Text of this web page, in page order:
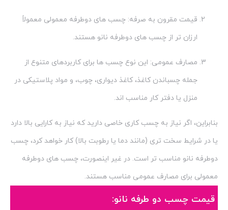
قیمت مقرون به صرفه: چسب های دوطرفه معمولی معمولاً
ارزان تر از چسب های دوطرفه نانو هستند.
مصارف عمومی: این نوع چسب ها برای کاربردهای متنوع از
جمله چسباندن کاغذ، کاغذ دیواری، چوب، و مواد پلاستیکی در
منزل یا دفتر کار مناسب اند.
بنابراین، اگر نیاز به چسب کاری خاصی دارید که نیاز به کارایی بالا دارد
یا در شرایط سخت تری (مانند دما یا رطوبت بالا) کار خواهد کرد، چسب
دوطرفه نانو مناسب تر است. در غیر اینصورت، چسب های دوطرفه
معمولی برای مصارف عمومی مناسب هستند.
قیمت چسب دو طرفه نانو: